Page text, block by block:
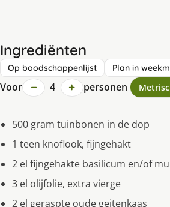
Ingrediënten
Op boodschappenlijst Plan in
Voor − 4 + personen
500 gram tuinbonen in de dop
1 teen knoflook, fijngehakt
2 el fijngehakte basilicum en/of
3 el olijfolie, extra vierge
2 el geraspte oude geitenkaas